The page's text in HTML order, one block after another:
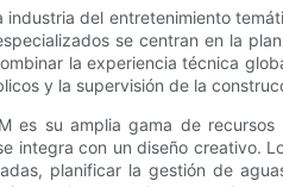
industria del entretenimiento
se centran en la
la experiencia técnica
y la supervisión de la
es su amplia gama de
integra con un diseño creativo.
planificar la gestión de